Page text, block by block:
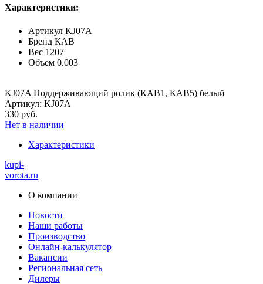
Характеристики:
Артикул KJ07A
Бренд КАВ
Вес 1207
Объем 0.003
KJ07A Поддерживающий ролик (КАВ1, КАВ5) белый
Артикул: KJ07A
330 руб.
Нет в наличии
Характеристики
kupi-
vorota.ru
О компании
Новости
Наши работы
Производство
Онлайн-калькулятор
Вакансии
Региональная сеть
Дилеры